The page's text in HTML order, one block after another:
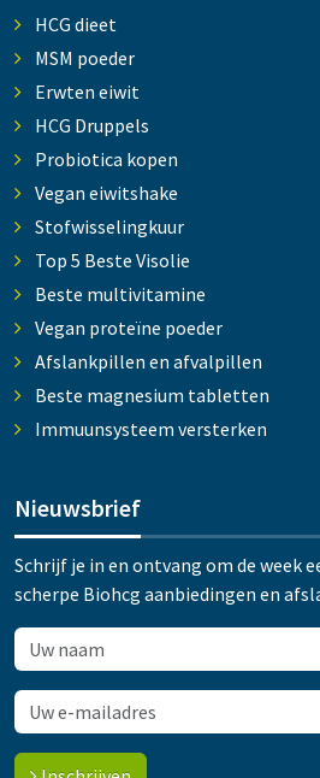
HCG dieet
MSM poeder
Erwten eiwit
HCG Druppels
Probiotica kopen
Vegan eiwitshake
Stofwisselingkuur
Top 5 Beste Visolie
Beste multivitamine
Vegan proteïne poeder
Afslankpillen en afvalpillen
Beste magnesium tabletten
Immuunsysteem versterken
Nieuwsbrief
Schrijf je in en ontvang om de week
scherpe Biohcg aanbiedingen en